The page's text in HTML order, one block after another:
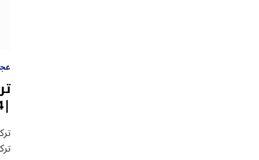
|0528959204